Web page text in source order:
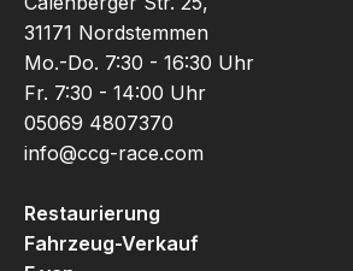
31171 Nordstemmen
Mo.-Do. 7:30 - 16:30 Uhr
Fr. 7:30 - 14:00 Uhr
05069 4807370
info@ccg-race.com
Restaurierung
Fahrzeug-Verkauf